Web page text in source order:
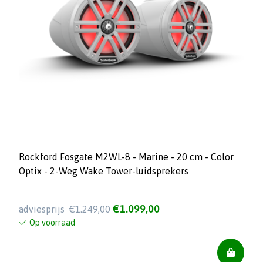
Rockford Fosgate M2WL-8 - Marine - 20 cm - Color
Optix - 2-Weg Wake Tower-luidsprekers
adviesprijs €1.249,00 €1.099,00
Op voorraad